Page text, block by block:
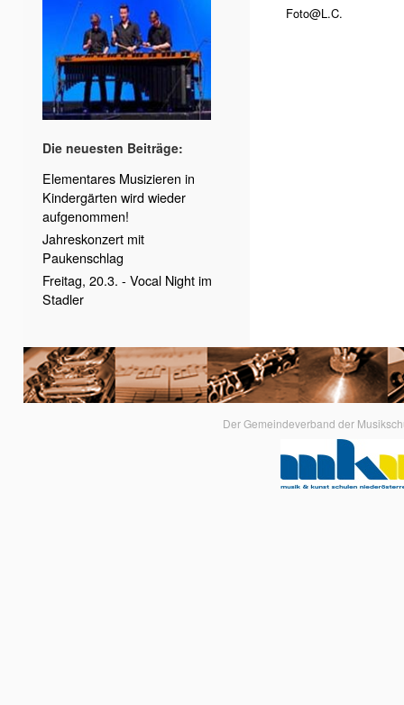
Die neuesten Beiträge:
Elementares Musizieren in
Kindergärten wird wieder
aufgenommen!
Jahreskonzert mit
Paukenschlag
Freitag, 20.3. - Vocal Night im
Stadler
Foto@L.C.
Der Gemeindeverband der